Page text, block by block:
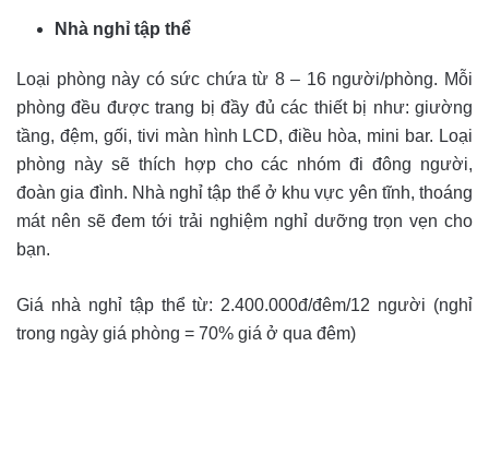
Nhà nghỉ tập thể
Loại phòng này có sức chứa từ 8 – 16 người/phòng. Mỗi
phòng đều được trang bị đầy đủ các thiết bị như: giường
tầng, đệm, gối, tivi màn hình LCD, điều hòa, mini bar. Loại
phòng này sẽ thích hợp cho các nhóm đi đông người,
đoàn gia đình. Nhà nghỉ tập thể ở khu vực yên tĩnh, thoáng
mát nên sẽ đem tới trải nghiệm nghỉ dưỡng trọn vẹn cho
bạn.
Giá nhà nghỉ tập thể từ: 2.400.000đ/đêm/12 người (nghỉ
trong ngày giá phòng = 70% giá ở qua đêm)